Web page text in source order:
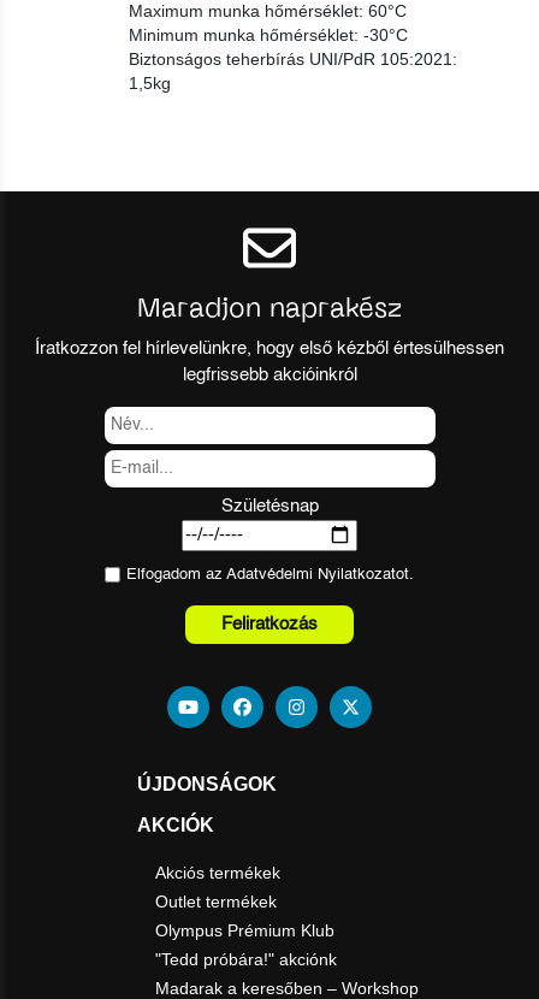
Maximum munka hőmérséklet: 60°C
Minimum munka hőmérséklet: -30°C
Biztonságos teherbírás UNI/PdR 105:2021:
1,5kg
Maradjon naprakész
Íratkozzon fel hírlevelünkre, hogy első kézből értesülhessen
legfrissebb akcióinkról
Születésnap
Elfogadom az Adatvédelmi Nyilatkozatot.
Feliratkozás
ÚJDONSÁGOK
AKCIÓK
Akciós termékek
Outlet termékek
Olympus Prémium Klub
"Tedd próbára!" akciónk
Madarak a keresőben – Workshop